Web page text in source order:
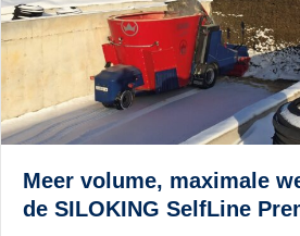
Meer volume, maximale
de SILOKING SelfLine